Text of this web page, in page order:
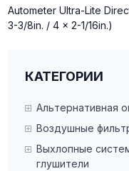
КАТЕГОРИИ
Альтернативная
Воздушные
Выхлопные
глушители
Autometer Ultra-Lite
3-3/8in. / 4 x 2-1/16in.)